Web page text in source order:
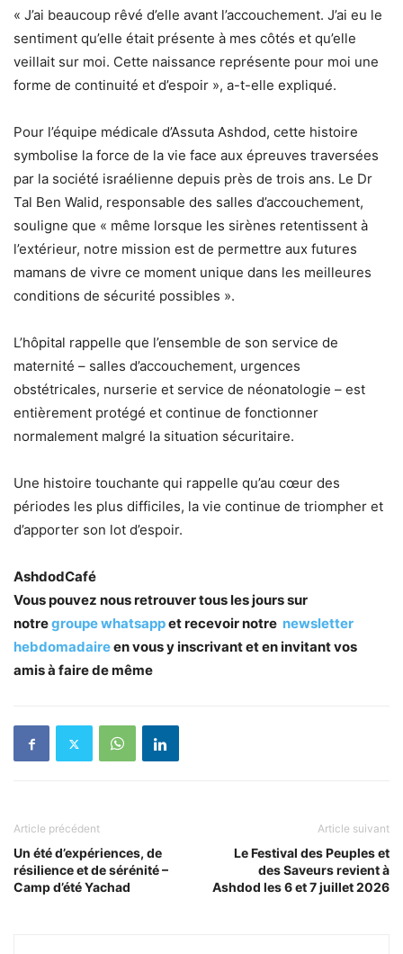
« J’ai beaucoup rêvé d’elle avant l’accouchement. J’ai eu le
sentiment qu’elle était présente à mes côtés et qu’elle
veillait sur moi. Cette naissance représente pour moi une
forme de continuité et d’espoir », a-t-elle expliqué.
Pour l’équipe médicale d’Assuta Ashdod, cette histoire
symbolise la force de la vie face aux épreuves traversées
par la société israélienne depuis près de trois ans. Le Dr
Tal Ben Walid, responsable des salles d’accouchement,
souligne que « même lorsque les sirènes retentissent à
l’extérieur, notre mission est de permettre aux futures
mamans de vivre ce moment unique dans les meilleures
conditions de sécurité possibles ».
L’hôpital rappelle que l’ensemble de son service de
maternité – salles d’accouchement, urgences
obstétricales, nurserie et service de néonatologie – est
entièrement protégé et continue de fonctionner
normalement malgré la situation sécuritaire.
Une histoire touchante qui rappelle qu’au cœur des
périodes les plus difficiles, la vie continue de triompher et
d’apporter son lot d’espoir.
AshdodCafé
Vous pouvez nous retrouver tous les jours sur
notregroupe whatsappet recevoir notre newsletter
hebdomadaireen vous y inscrivant et en invitant vos
amis à faire de même
Article précédent
Un été d’expériences, de
résilience et de sérénité –
Camp d’été Yachad
Article suivant
Le Festival des Peuples et
des Saveurs revient à
Ashdod les 6 et 7 juillet 2026